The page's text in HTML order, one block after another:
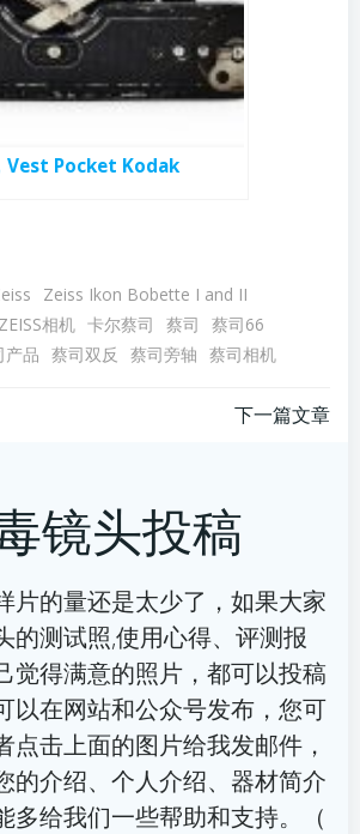
Vest Pocket Kodak
Zeiss Ikon Bobette I and II
ZEISS相机 卡尔蔡司 蔡司
蔡司66
产品 蔡司双反 蔡司旁轴 蔡司相机
导
航
下一篇文章
镜头投稿
的量还是太少了，如果大家
的测试照,使用心得、评测报
觉得满意的照片，都可以投稿
以在网站和公众号发布，您可
点击上面的图片给我发邮件，
的介绍、个人介绍、器材简介
多给我们一些帮助和支持。（